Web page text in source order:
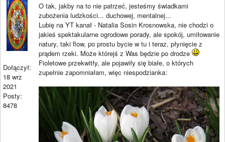
Dołączył:
18 wrz
2021
Posty:
8478
O tak, jakby na to nie patrzeć, jesteśmy świadkami
zubożenia ludzkości... duchowej, mentalnej...
Lubię na YT kanał - Natalia Sosin Krosnowska, nie chodzi o
jakieś spektakularne ogrodowe porady, ale spokój, umiłowanie
natury, taki flow, po prostu bycie w tu i teraz, płynięcie z
prądem rzeki. Może którejś z Was będzie po drodze
Fioletowe przekwitły, ale pojawiły się białe, o których
zupełnie zapomniałam, więc niespodzianka: